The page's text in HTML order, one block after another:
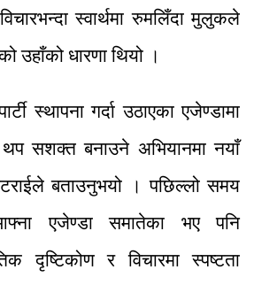
विचारभन्दा स्वार्थमा रुमलिँदा मुलुकले
उहाँको धारणा थियो ।
स्थापना गर्दा उठाएका एजेण्डामा
सशक्त बनाउने अभियानमा नयाँ
बताउनुभयो । पछिल्लो समय
एजेण्डा समातेका भए पनि
दृष्टिकोण र विचारमा स्पष्टता